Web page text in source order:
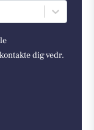
dig vedr.